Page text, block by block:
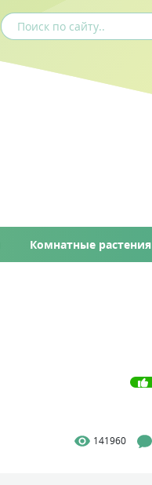
Комнатные растения
141960